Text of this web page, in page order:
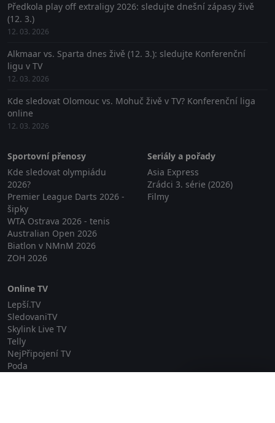
Předkola play off extraligy 2026: sledujte dnešní zápasy živě
(12. 3.)
12. 03. 2026
Alkmaar vs. Sparta dnes živě (12. 3.): sledujte Konferenční
ligu v TV
12. 03. 2026
Kde sledovat Olomouc vs. Mohuč živě v TV? Konferenční liga
online
12. 03. 2026
Sportovní přenosy
Kde sledovat olympiádu
2026?
Premier League Darts 2026 -
šipky
WTA Ostrava 2026 - tenis
Australian Open 2026
Biatlon v NMnM 2026
ZOH 2026
Seriály a pořady
Asia Express
Zrádci 3. série (2026)
Filmy
Online TV
Lepší.TV
SledovaniTV
Skylink Live TV
Telly
NejPřipojení TV
Poda